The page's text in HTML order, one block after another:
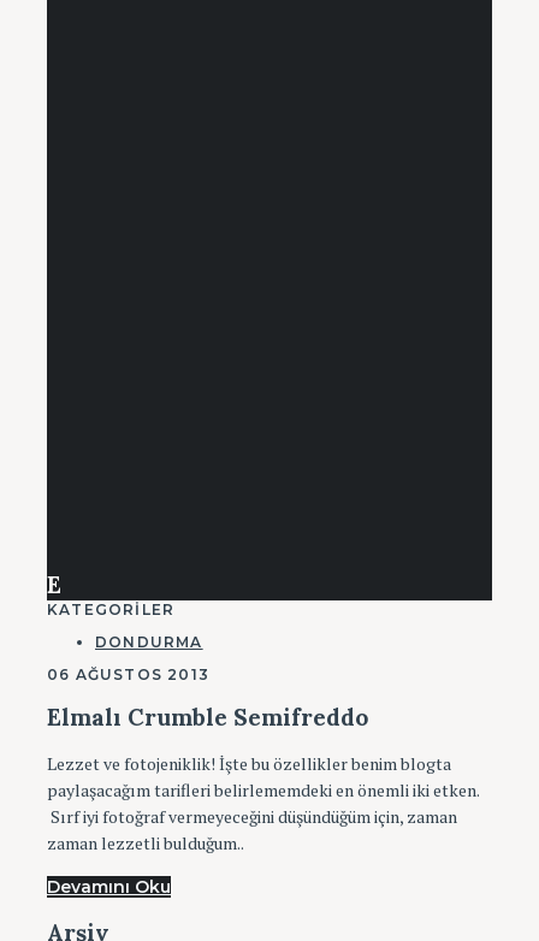
E
KATEGORILER
DONDURMA
06 AĞUSTOS 2013
Elmalı Crumble Semifreddo
Lezzet ve fotojeniklik! İşte bu özellikler benim blogta
paylaşacağım tarifleri belirlememdeki en önemli iki etken.
Sırf iyi fotoğraf vermeyeceğini düşündüğüm için, zaman
zaman lezzetli bulduğum..
Devamını Oku
Arşiv